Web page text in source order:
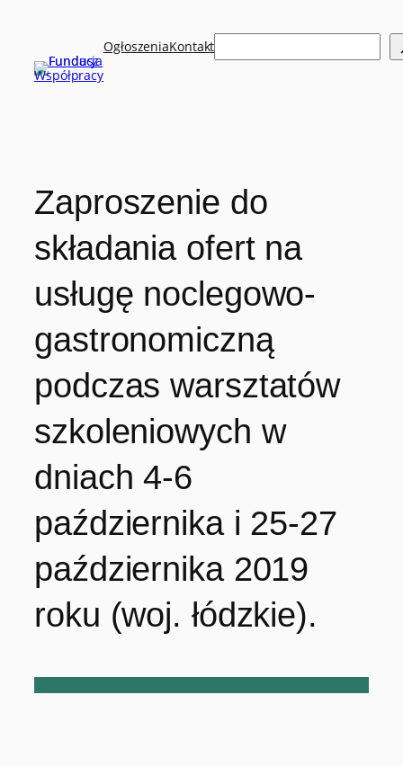
OgłoszeniaKontaktSzukaj
Zaproszenie do
składania ofert na
usługę noclegowo-
gastronomiczną
podczas warsztatów
szkoleniowych w
dniach 4-6
października i 25-27
października 2019
roku (woj. łódzkie).